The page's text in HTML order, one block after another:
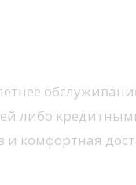
либо
и комфортная